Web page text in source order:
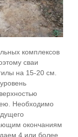
комплексов
сваи
на 15-20 см.
Необходимо
окончаниям
4 или более